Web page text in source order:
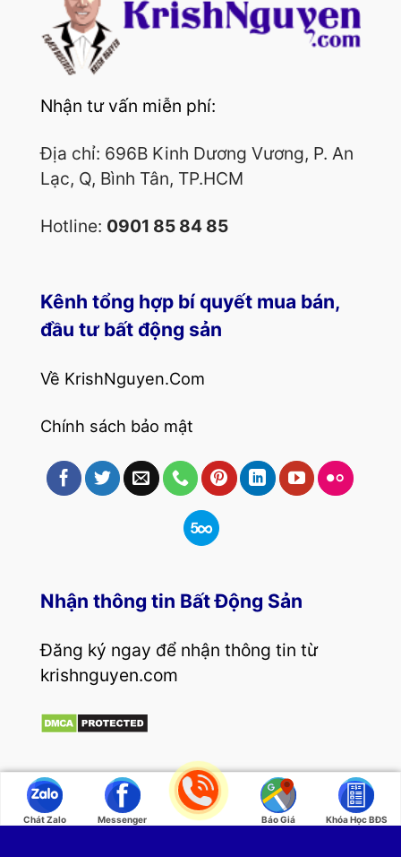
Nhận tư vấn miễn phí:
Địa chỉ: 696B Kinh Dương Vương, P. An
Lạc, Q, Bình Tân, TP.HCM
Hotline: 0901 85 84 85
Kênh tổng hợp bí quyết mua bán,
đầu tư bất động sản
Về KrishNguyen.Com
Chính sách bảo mật
Nhận thông tin Bất Động Sản
Đăng ký ngay để nhận thông tin từ
krishnguyen.com
Copyright 2026 ©
Coach Business Krish Nguyễn
| Kênh tổng hợp bí quyết mua bán, đầu tư bất
Chát Zalo Messenger Báo Giá Khóa Học BĐS